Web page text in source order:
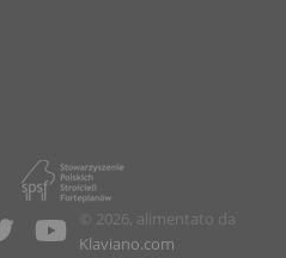
© 2026, alimentato da
Klaviano.com